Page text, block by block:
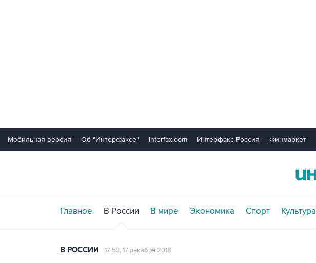
Мобильная версия Об "Интерфаксе" Interfax.com Интерфакс-Россия Финмаркет
Главное В России В мире Экономика Спорт Культура
В РОССИИ 17:53, 17 декабря 2018